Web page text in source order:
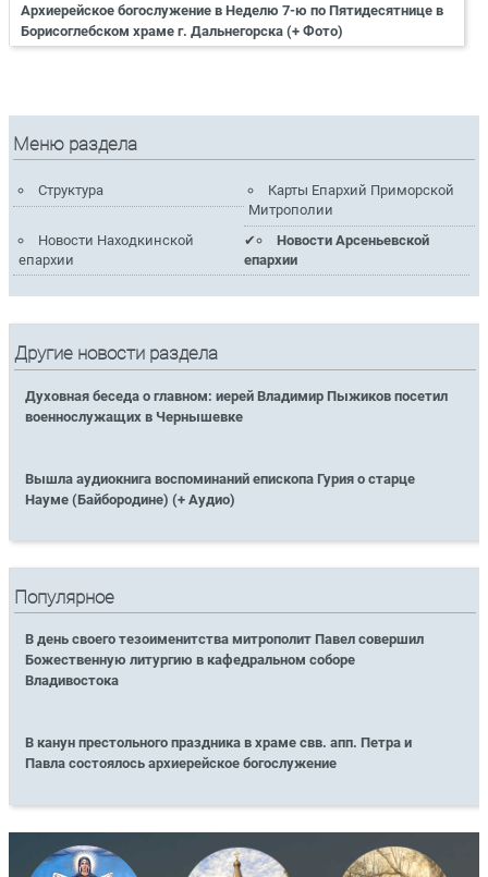
Архиерейское богослужение в Неделю 7-ю по Пятидесятнице в
Борисоглебском храме г. Дальнегорска (+ Фото)
Меню раздела
Структура
Карты Епархий Приморской
Митрополии
Новости Находкинской
епархии
Новости Арсеньевской
епархии
Другие новости раздела
Духовная беседа о главном: иерей Владимир Пыжиков посетил
военнослужащих в Чернышевке
Вышла аудиокнига воспоминаний епископа Гурия о старце
Науме (Байбородине) (+ Аудио)
Популярное
В день своего тезоименитства митрополит Павел совершил
Божественную литургию в кафедральном соборе
Владивостока
В канун престольного праздника в храме свв. апп. Петра и
Павла состоялось архиерейское богослужение